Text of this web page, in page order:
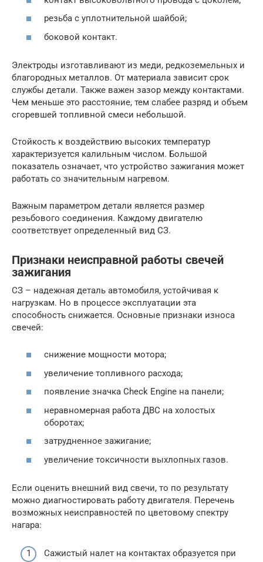
резьба с уплотнительной шайбой;
боковой контакт.
Электроды изготавливают из меди, редкоземельных и
благородных металлов. От материала зависит срок
службы детали. Также важен зазор между контактами.
Чем меньше это расстояние, тем слабее разряд и объем
сгоревшей топливной смеси небольшой.
Стойкость к воздействию высоких температур
характеризуется калильным числом. Большой
показатель означает, что устройство зажигания может
работать со значительным нагревом.
Важным параметром детали является размер
резьбового соединения. Каждому двигателю
соответствует определенный вид СЗ.
Признаки неисправной работы свечей
зажигания
СЗ – надежная деталь автомобиля, устойчивая к
нагрузкам. Но в процессе эксплуатации эта
способность снижается. Основные признаки износа
свечей:
снижение мощности мотора;
увеличение топливного расхода;
появление значка Check Engine на панели;
неравномерная работа ДВС на холостых
оборотах;
затрудненное зажигание;
увеличение токсичности выхлопных газов.
Если оценить внешний вид свечи, то по результату
можно диагностировать работу двигателя. Перечень
возможных неисправностей по цветовому спектру
нагара:
Сажистый налет на контактах образуется при